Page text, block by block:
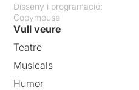
Disseny i programació:
Copymouse
Vull veure
Teatre
Musicals
Humor